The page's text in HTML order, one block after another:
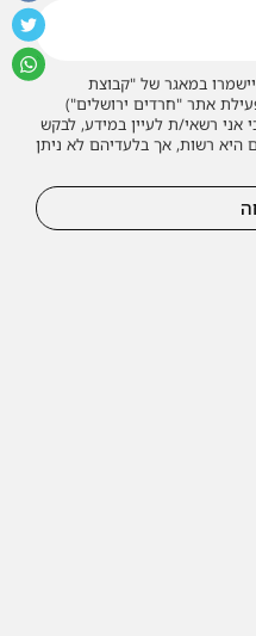
במאגר של "קבוצת
אתר "חרדים ירושלים")
אני רשאי/ת לעיין במידע, לבקש
היא רשות, אך בלעדיהם לא ניתן